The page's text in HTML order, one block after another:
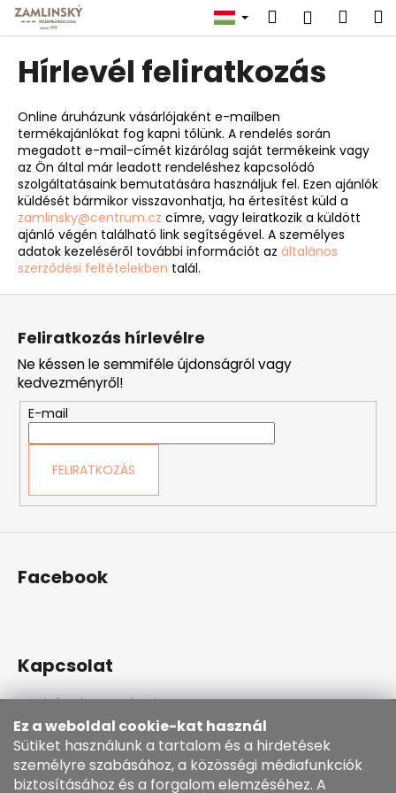
Ez a weboldal cookie-kat használ
Sütiket használunk a tartalom és a hirdetések
személyre szabásához, a közösségi médiafunkciók
biztosításához és a forgalom elemzéséhez. A
Ugrás
fő
tartalomhoz
Keresés
Hírlevél feliratkozás
Online áruházunk vásárlójaként e-mailben
termékajánlókat fog kapni tőlünk. A rendelés során
megadott e-mail-címét kizárólag saját termékeink vagy
az Ön által már leadott rendeléshez kapcsolódó
szolgáltatásaink bemutatására használjuk fel. Ezen ajánlók
küldését bármikor visszavonhatja, ha értesítést küld a
zamlinsky@centrum.cz címre, vagy leiratkozik a küldött
ajánló végén található link segítségével. A személyes
adatok kezeléséről további információt az általános
szerződési feltételekben talál.
o
i
t
k
e
r
e
s
?
KERESÉS
A
n
l
u
k
Ft9
492
L
Feliratkozás hírlevélre
Ne késsen le semmiféle újdonságról vagy
kedvezményről!
E-mail
FELIRATKOZÁS
Facebook
Kapcsolat
info@kozenezbozi.com
381281747, 603225633
603225633
https://www.facebook.com/kozenezbozi/